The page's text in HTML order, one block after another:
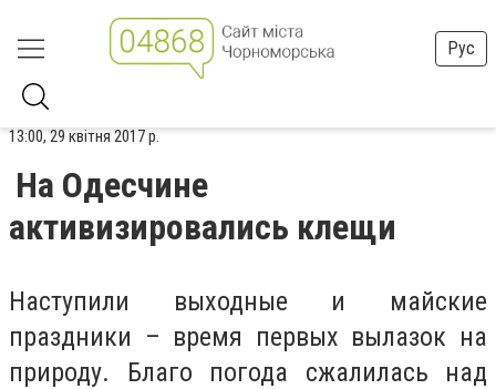
Рус
13:00, 29 квітня 2017 р.
На Одесчине
активизировались клещи
Наступили выходные и майские
праздники – время первых вылазок на
природу. Благо погода сжалилась над